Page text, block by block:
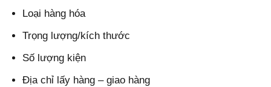
Loại hàng hóa
Trọng lượng/kích thước
Số lượng kiện
Địa chỉ lấy hàng – giao hàng